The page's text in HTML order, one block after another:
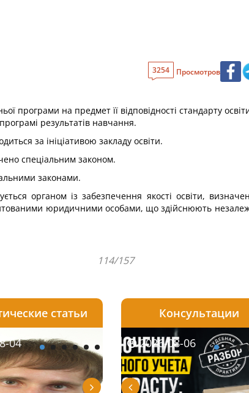
3254 Просмотров
програми на предмет її відповідності стандарту
результатів навчання.
за ініціативою закладу освіти.
спеціальним законом.
законами.
органом із забезпечення якості освіти,
юридичними особами, що здійснюють незалежне
114/157
2026-08-06
статьи
04 2026-08-04
Консультации
08-05 2026-08-06
2026-07-30